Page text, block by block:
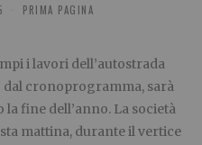
PRIMA PAGINA
i lavori dell’autostrada
dal cronoprogramma, sarà
fine dell’anno. La società
mattina, durante il vertice